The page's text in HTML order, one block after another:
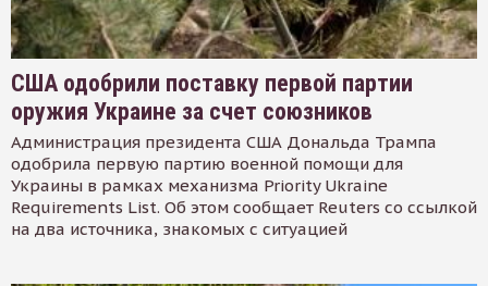
США одобрили поставку первой партии
оружия Украине за счет союзников
Администрация президента США Дональда Трампа
одобрила первую партию военной помощи для
Украины в рамках механизма Priority Ukraine
Requirements List. Об этом сообщает Reuters со ссылкой
на два источника, знакомых с ситуацией